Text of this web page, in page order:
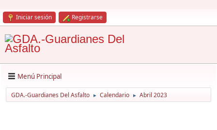
Iniciar sesión Registrarse
Menú Principal
GDA.-Guardianes Del Asfalto ► Calendario ► Abril 2023